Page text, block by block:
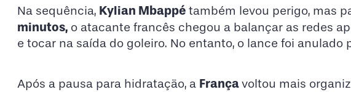
Na sequência, Kylian Mbappé também levou perigo, mas
minutos, o atacante francês chegou a balançar as redes
e tocar na saída do goleiro. No entanto, o lance foi anulado
Após a pausa para hidratação, a Françavoltou mais